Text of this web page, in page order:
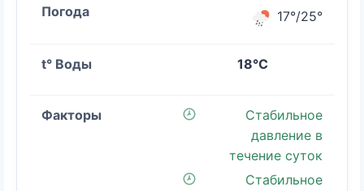
17°/25°
18°C
Стабильное
давление в
течение суток
Стабильное